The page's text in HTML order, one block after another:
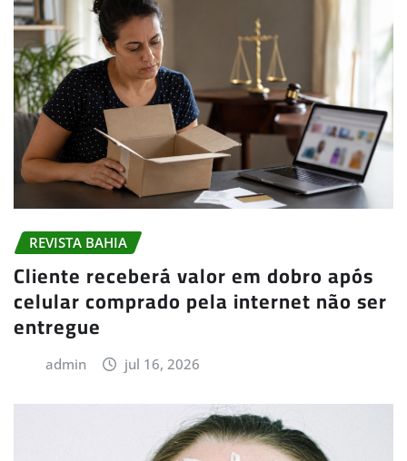
REVISTA BAHIA
Cliente receberá valor em dobro após
celular comprado pela internet não ser
entregue
admin jul 16, 2026